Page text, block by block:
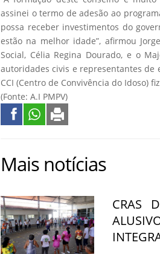
assinei o termo de adesão ao
possa receber investimentos do
estão na melhor idade”, afirmou
Social, Célia Regina Dourado, e o
autoridades civis e representantes
CCI (Centro de Convivência do Idoso)
(Fonte: A.I PMPV)
Mais notícias
CRAS